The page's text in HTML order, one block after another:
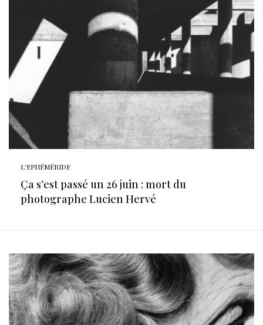
L'EPHÉMÉRIDE
Ça s’est passé un 26 juin : mort du
photographe Lucien Hervé